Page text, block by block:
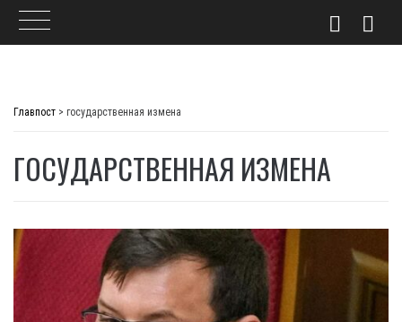
Главпост > государственная измена
ГОСУДАРСТВЕННАЯ ИЗМЕНА